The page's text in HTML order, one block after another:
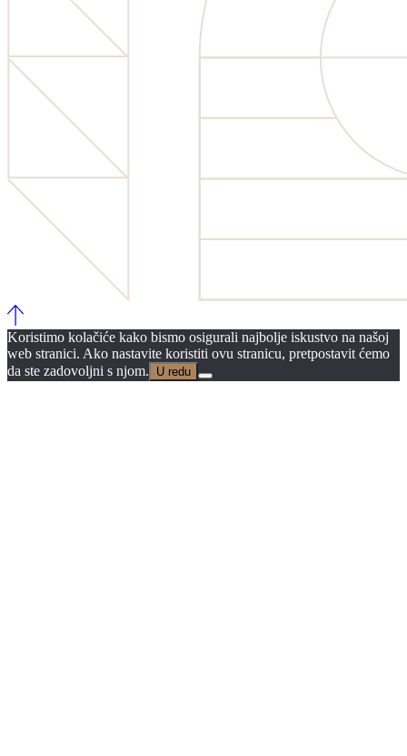
Koristimo kolačiće kako bismo osigurali najbolje iskustvo na našoj
web stranici. Ako nastavite koristiti ovu stranicu, pretpostavit ćemo
da ste zadovoljni s njom.
U redu